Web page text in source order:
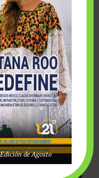
México unieron
de una …
de Agosto